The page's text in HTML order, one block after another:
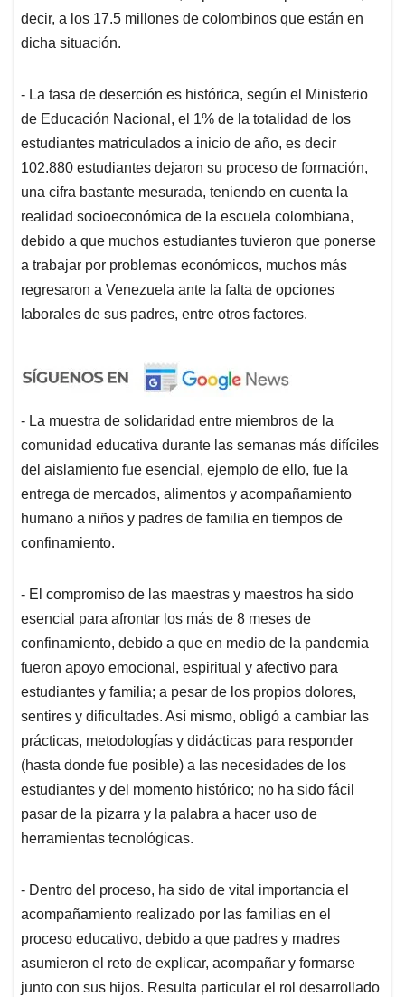
decir, a los 17.5 millones de colombinos que están en
dicha situación.
- La tasa de deserción es histórica, según el Ministerio
de Educación Nacional, el 1% de la totalidad de los
estudiantes matriculados a inicio de año, es decir
102.880 estudiantes dejaron su proceso de formación,
una cifra bastante mesurada, teniendo en cuenta la
realidad socioeconómica de la escuela colombiana,
debido a que muchos estudiantes tuvieron que ponerse
a trabajar por problemas económicos, muchos más
regresaron a Venezuela ante la falta de opciones
laborales de sus padres, entre otros factores.
- La muestra de solidaridad entre miembros de la
comunidad educativa durante las semanas más difíciles
del aislamiento fue esencial, ejemplo de ello, fue la
entrega de mercados, alimentos y acompañamiento
humano a niños y padres de familia en tiempos de
confinamiento.
- El compromiso de las maestras y maestros ha sido
esencial para afrontar los más de 8 meses de
confinamiento, debido a que en medio de la pandemia
fueron apoyo emocional, espiritual y afectivo para
estudiantes y familia; a pesar de los propios dolores,
sentires y dificultades. Así mismo, obligó a cambiar las
prácticas, metodologías y didácticas para responder
(hasta donde fue posible) a las necesidades de los
estudiantes y del momento histórico; no ha sido fácil
pasar de la pizarra y la palabra a hacer uso de
herramientas tecnológicas.
- Dentro del proceso, ha sido de vital importancia el
acompañamiento realizado por las familias en el
proceso educativo, debido a que padres y madres
asumieron el reto de explicar, acompañar y formarse
junto con sus hijos. Resulta particular el rol desarrollado